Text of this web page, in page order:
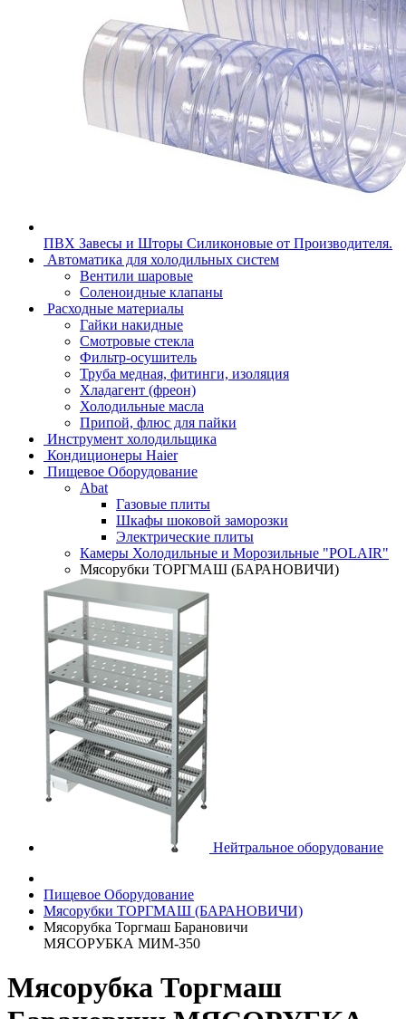
ПВХ Завесы и Шторы Силиконовые от Производителя.
Автоматика для холодильных систем
Вентили шаровые
Соленоидные клапаны
Расходные материалы
Гайки накидные
Смотровые стекла
Фильтр-осушитель
Труба медная, фитинги, изоляция
Хладагент (фреон)
Холодильные масла
Припой, флюс для пайки
Инструмент холодильщика
Кондиционеры Haier
Пищевое Оборудование
Abat
Газовые плиты
Шкафы шоковой заморозки
Электрические плиты
Камеры Холодильные и Морозильные "POLAIR"
Мясорубки ТОРГМАШ (БАРАНОВИЧИ)
Нейтральное оборудование
Пищевое Оборудование
Мясорубки ТОРГМАШ (БАРАНОВИЧИ)
Мясорубка Торгмаш Барановичи
МЯСОРУБКА МИМ-350
Мясорубка Торгмаш